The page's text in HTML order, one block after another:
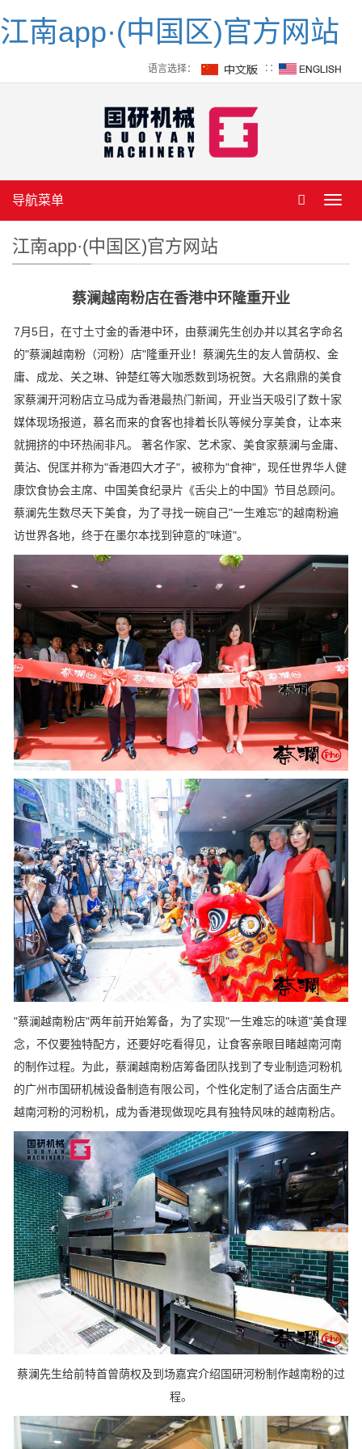
江南app·(中国区)官方网站
语言选择： ∷
导航菜单
江南app·(中国区)官方网站
蔡澜越南粉店在香港中环隆重开业
7月5日，在寸土寸金的香港中环，由蔡澜先生创办并以其名字命名
的"蔡澜越南粉（河粉）店"隆重开业！蔡澜先生的友人曾荫权、金
庸、成龙、关之琳、钟楚红等大咖悉数到场祝贺。大名鼎鼎的美食
家蔡澜开河粉店立马成为香港最热门新闻，开业当天吸引了数十家
媒体现场报道，慕名而来的食客也排着长队等候分享美食，让本来
就拥挤的中环热闹非凡。 著名作家、艺术家、美食家蔡澜与金庸、
黄沾、倪匡并称为"香港四大才子"，被称为"食神"，现任世界华人健
康饮食协会主席、中国美食纪录片《舌尖上的中国》节目总顾问。
蔡澜先生数尽天下美食，为了寻找一碗自己"一生难忘"的越南粉遍
访世界各地，终于在墨尔本找到钟意的"味道"。
"蔡澜越南粉店"两年前开始筹备，为了实现"一生难忘的味道"美食理
念，不仅要独特配方，还要好吃看得见，让食客亲眼目睹越南河南
的制作过程。为此，蔡澜越南粉店筹备团队找到了专业制造河粉机
的广州市国研机械设备制造有限公司，个性化定制了适合店面生产
越南河粉的河粉机，成为香港现做现吃具有独特风味的越南粉店。
蔡澜先生给前特首曾荫权及到场嘉宾介绍国研河粉制作越南粉的过
程。